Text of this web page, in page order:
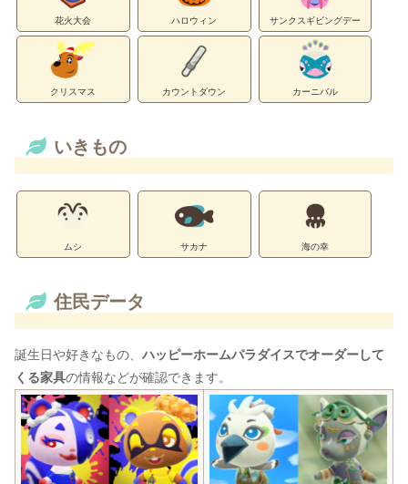
花火大会 ハロウィン サンクスギビングデー
クリスマス カウントダウン カーニバル
いきもの
ムシ サカナ 海の幸
住民データ
誕生日や好きなもの、 ハッピーホームパラダイスでオーダーして
くる家具の情報などが確認できます。